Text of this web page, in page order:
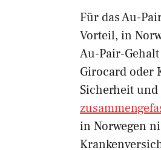
Für das Au-
Vorteil, in
Au-Pair-
Girocard oder
Sicherheit
in Norwegen